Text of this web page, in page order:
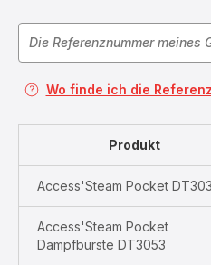
Wo finde ich die
Produkt
Access'Steam Pocket
Access'Steam Pocket
Dampfbürste DT3053